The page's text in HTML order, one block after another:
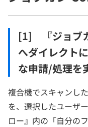
[1] 『ジョブ
へダイレクト
な申請/処理を
複合機でスキャンし
を、選択したユーザ
ロー』内の「自分の